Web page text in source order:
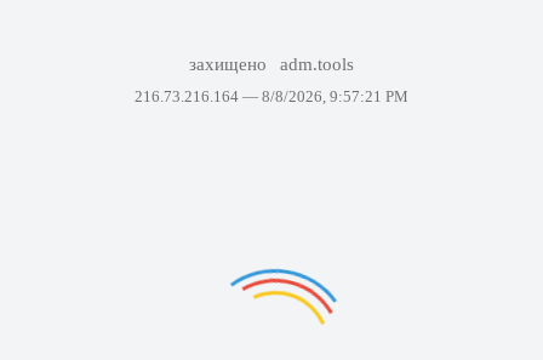
захищено adm.tools
216.73.216.164 — 8/8/2026, 9:57:21 PM